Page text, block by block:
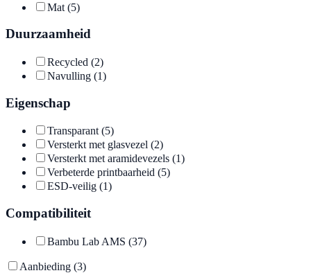
Mat (5)
Duurzaamheid
Recycled (2)
Navulling (1)
Eigenschap
Transparant (5)
Versterkt met glasvezel (2)
Versterkt met aramidevezels (1)
Verbeterde printbaarheid (5)
ESD-veilig (1)
Compatibiliteit
Bambu Lab AMS (37)
Aanbieding (3)